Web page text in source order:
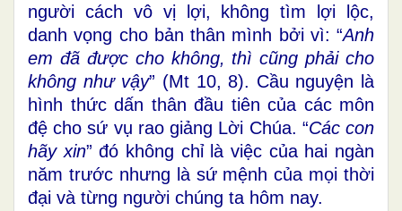
người cách vô vị lợi, không tìm lợi lộc,
danh vọng cho bản thân mình bởi vì: “Anh
em đã được cho không, thì cũng phải cho
không như vậy” (Mt 10, 8). Cầu nguyện là
hình thức dấn thân đầu tiên của các môn
đệ cho sứ vụ rao giảng Lời Chúa. “Các con
hãy xin” đó không chỉ là việc của hai ngàn
năm trước nhưng là sứ mệnh của mọi thời
đại và từng người chúng ta hôm nay.